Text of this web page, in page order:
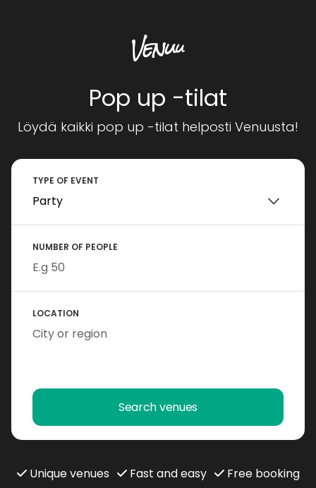
Pop up -tilat
Löydä kaikki pop up -tilat helposti Venuusta!
TYPE OF EVENT
NUMBER OF PEOPLE
LOCATION
Search venues
Unique venues Fast and easy Free booking